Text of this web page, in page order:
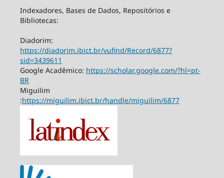
Indexadores, Bases de Dados, Repositórios e
Bibliotecas:
Diadorim:
https://diadorim.ibict.br/vufind/Record/6877?
sid=3439611
Google Acadêmico: https://scholar.google.com/?hl=pt-
BR
Miguilim
:https://miguilim.ibict.br/handle/miguilim/6877